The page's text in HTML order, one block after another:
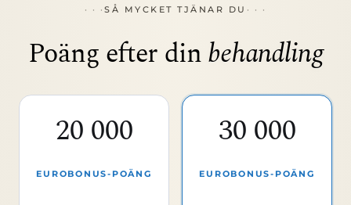
SÅ MYCKET TJÄNAR DU
Poäng efter dinbehandling
20 000
EUROBONUS-POÄNG
30 000
EUROBONUS-POÄNG